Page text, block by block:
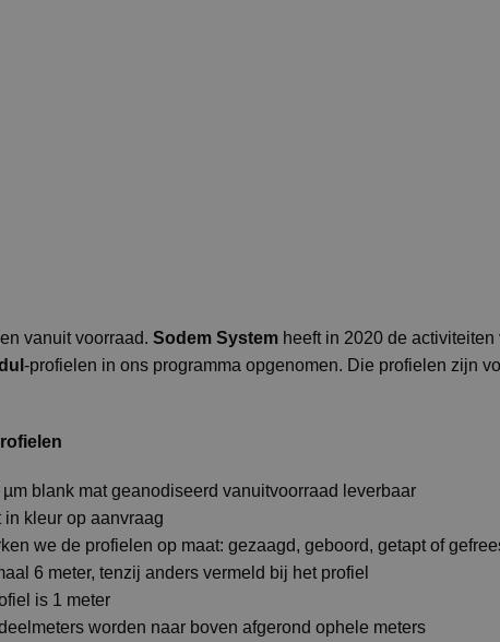
vanuit voorraad. Sodem System heeft in 2020 de activiteiten
-profielen in ons programma opgenomen. Die profielen zijn
blank mat geanodiseerd vanuitvoorraad leverbaar
kleur op aanvraag
we de profielen op maat: gezaagd, geboord, getapt of
6 meter, tenzij anders vermeld bij het profiel
is 1 meter
worden naar boven afgerond ophele meters